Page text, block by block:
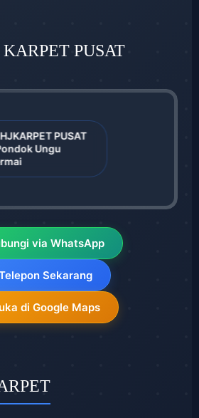
PUSAT
PUSAT
Ungu
via WhatsApp
Sekarang
di Google Maps